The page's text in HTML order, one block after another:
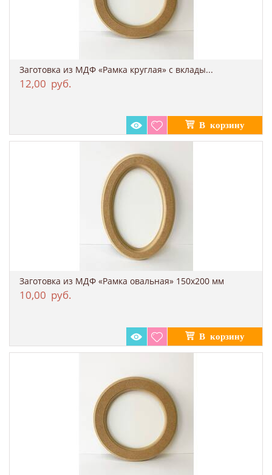
Заготовка из МДФ «Рамка круглая» с вклады...
12,00 руб.
Заготовка из МДФ «Рамка овальная» 150x200 мм
10,00 руб.